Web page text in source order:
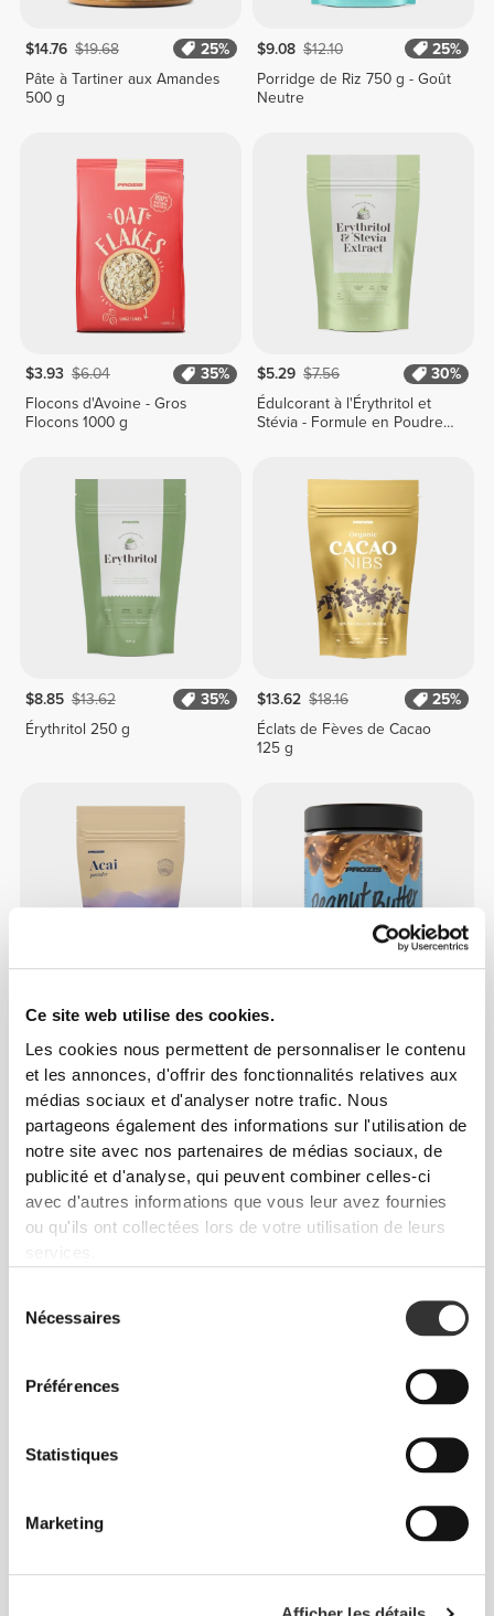
Ce site web utilise des cookies.
Les cookies nous permettent de personnaliser le contenu
et les annonces, d'offrir des fonctionnalités relatives aux
médias sociaux et d'analyser notre trafic. Nous
partageons également des informations sur l'utilisation de
notre site avec nos partenaires de médias sociaux, de
publicité et d'analyse, qui peuvent combiner celles-ci
avec d'autres informations que vous leur avez fournies
ou qu'ils ont collectées lors de votre utilisation de leurs
Nécessaires
Préférences
Statistiques
Marketing
$14.76 $19.68
25%
Pâte à Tartiner aux Amandes
500 g
$9.08 $12.10
25%
Porridge de Riz 750 g - Goût
Neutre
$3.93 $6.04
35%
Flocons d'Avoine - Gros
Flocons 1000 g
$5.29 $7.56
30%
Édulcorant à l'Érythritol et
Stévia - Formule en Poudre -
$8.85 $13.62
35%
Érythritol 250 g
$13.62 $18.16
25%
Éclats de Fèves de Cacao
125 g
$15.90 $22.71
30%
Açaï 60 g
$4.53
Beurre de Cacahouète à la
Cannelle 250 g
Riz de Konjac 270 g
Beurre de Cacahouète 250 g